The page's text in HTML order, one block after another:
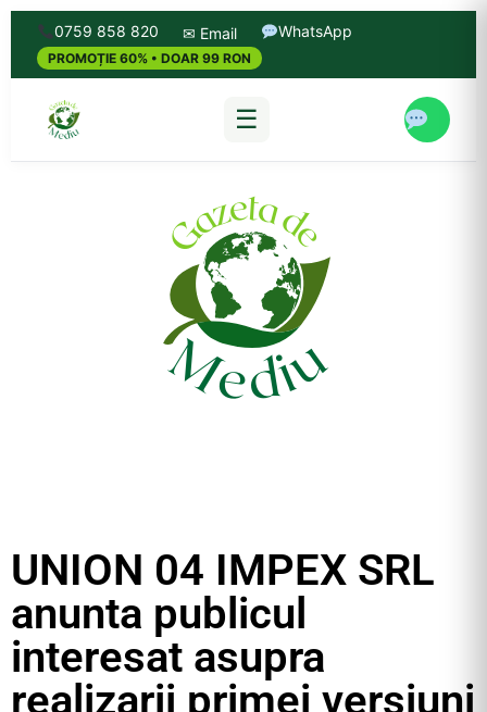
0759 858 820 ✉ Email WhatsApp
PROMOȚIE 60% • DOAR 99 RON
☰
UNION 04 IMPEX SRL
anunta publicul
interesat asupra
realizarii primei versiuni